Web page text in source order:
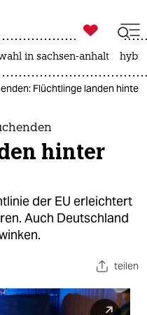

taz zahl ich
in sachsen-anhalt
Flüchtlinge landen hinter
hinter
der EU erleichtert
Auch Deutschland
teilen